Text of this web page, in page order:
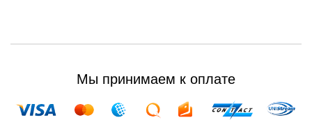
Мы принимаем к оплате